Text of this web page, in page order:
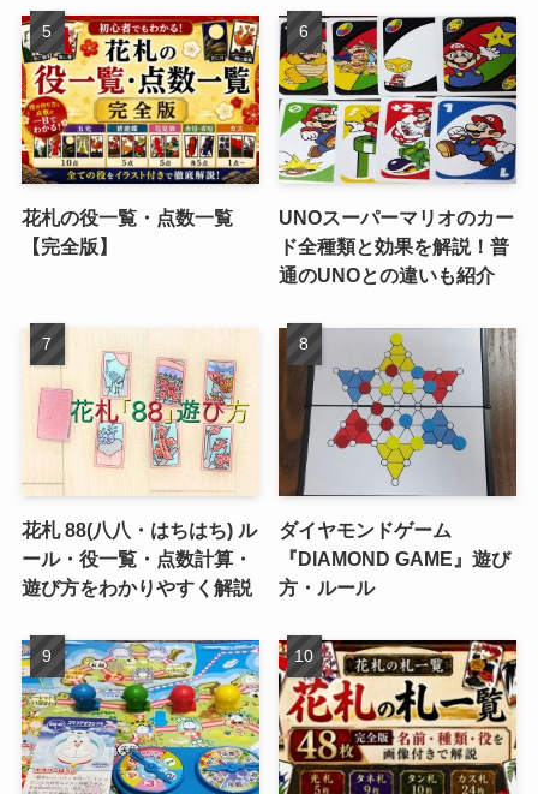
花札の役一覧・点数一覧
【完全版】
UNOスーパーマリオのカー
ド全種類と効果を解説！普
通のUNOとの違いも紹介
花札 88(八八・はちはち) ル
ール・役一覧・点数計算・
遊び方をわかりやすく解説
ダイヤモンドゲーム
『DIAMOND GAME』遊び
方・ルール